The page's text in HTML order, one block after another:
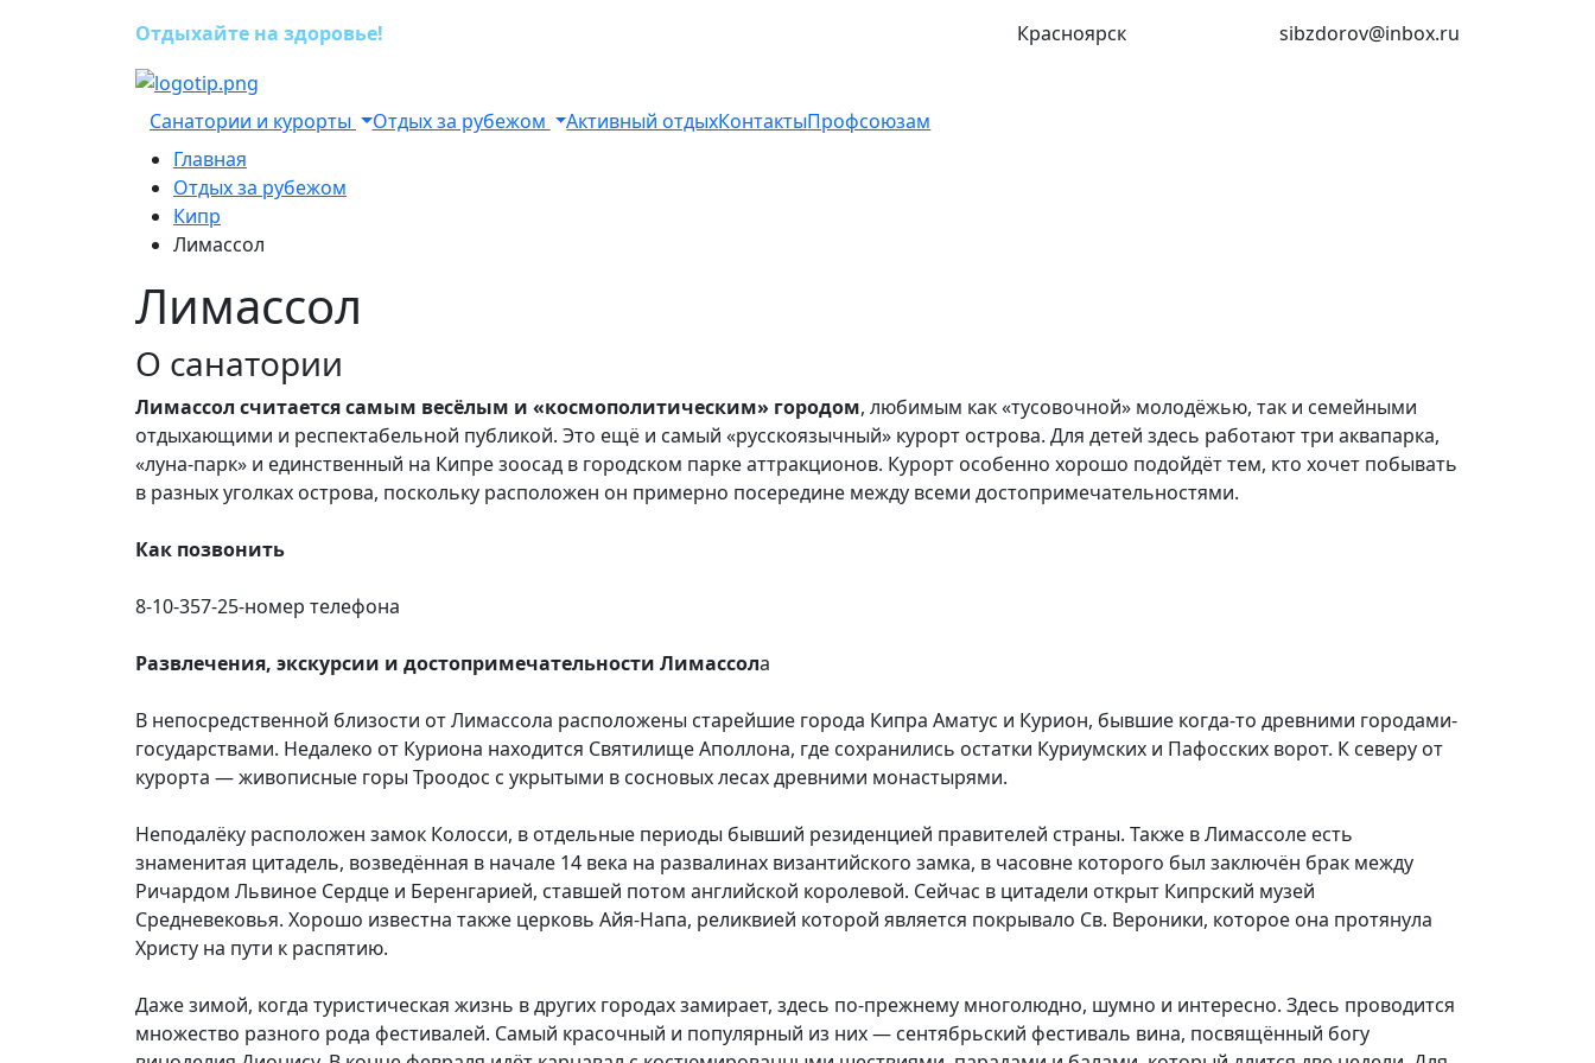
Красноярск sibzdorov@inbox.ru
Отдыхайте на здоровье!
Санатории и курорты Отдых за рубежом Активный отдыхКонтактыПрофсоюзам
Главная
Отдых за рубежом
Кипр
Лимассол
Лимассол
О санатории
Лимассол считается самым весёлым и «космополитическим» городом, любимым как «тусовочной» молодёжью, так и семейными
отдыхающими и респектабельной публикой. Это ещё и самый «русскоязычный» курорт острова. Для детей здесь работают три аквапарка,
«луна-парк» и единственный на Кипре зоосад в городском парке аттракционов. Курорт особенно хорошо подойдёт тем, кто хочет побывать
в разных уголках острова, поскольку расположен он примерно посередине между всеми достопримечательностями.
Как позвонить
8-10-357-25-номер телефона
Развлечения, экскурсии и достопримечательности Лимассола
В непосредственной близости от Лимассола расположены старейшие города Кипра Аматус и Курион, бывшие когда-то древними городами-
государствами. Недалеко от Куриона находится Святилище Аполлона, где сохранились остатки Куриумских и Пафосских ворот. К северу от
курорта — живописные горы Троодос с укрытыми в сосновых лесах древними монастырями.
Неподалёку расположен замок Колосси, в отдельные периоды бывший резиденцией правителей страны. Также в Лимассоле есть
знаменитая цитадель, возведённая в начале 14 века на развалинах византийского замка, в часовне которого был заключён брак между
Ричардом Львиное Сердце и Беренгарией, ставшей потом английской королевой. Сейчас в цитадели открыт Кипрский музей
Средневековья. Хорошо известна также церковь Айя-Напа, реликвией которой является покрывало Св. Вероники, которое она протянула
Христу на пути к распятию.
Даже зимой, когда туристическая жизнь в других городах замирает, здесь по-прежнему многолюдно, шумно и интересно. Здесь проводится
множество разного рода фестивалей. Самый красочный и популярный из них — сентябрьский фестиваль вина, посвящённый богу